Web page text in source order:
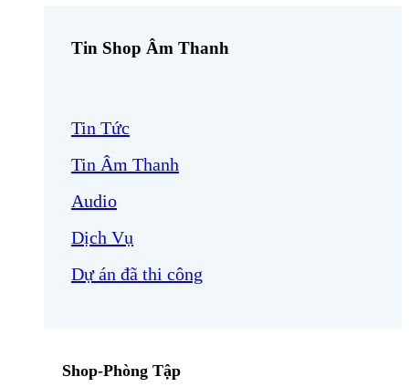
Tin Shop Âm Thanh
Tin Tức
Tin Âm Thanh
Audio
Dịch Vụ
Dự án đã thi công
Shop-Phòng Tập